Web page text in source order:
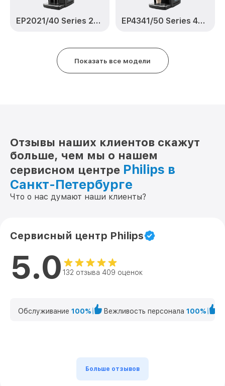
EP2021/40 Series 2200 EP4341/50 Series 4300 LatteGo
Показать все модели
Отзывы наших клиентов скажут
больше, чем мы о нашем
сервисном центре Philips в
Санкт-Петербурге
Что о нас думают наши клиенты?
Сервисный центр Philips
5.0 132 отзыва 409 оценок
Обслуживание 100% Вежливость персонала 100%
Больше отзывов